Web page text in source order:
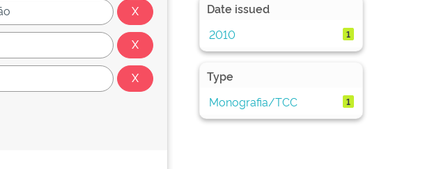
Date issued
2010
1
Type
Monografia/TCC
1